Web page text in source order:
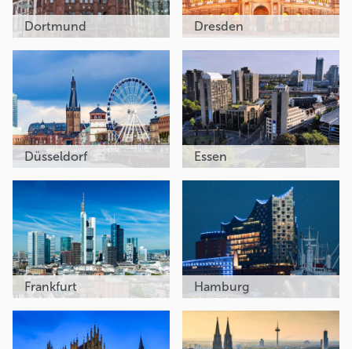
Dortmund Dresden
Düsseldorf Essen
Frankfurt Hamburg